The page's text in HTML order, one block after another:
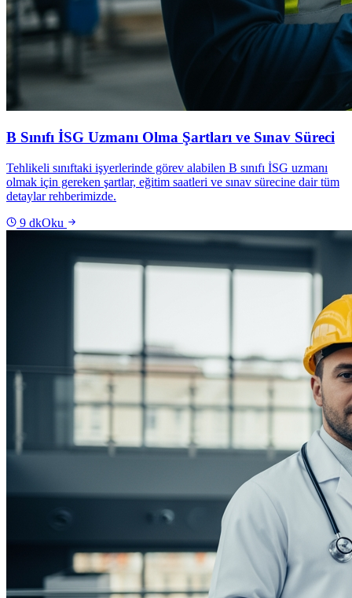
B Sınıfı İSG Uzmanı Olma Şartları ve Sınav Süreci
Tehlikeli sınıftaki işyerlerinde görev alabilen B sınıfı İSG uzmanı
olmak için gereken şartlar, eğitim saatleri ve sınav sürecine dair tüm
detaylar rehberimizde.
9 dkOku